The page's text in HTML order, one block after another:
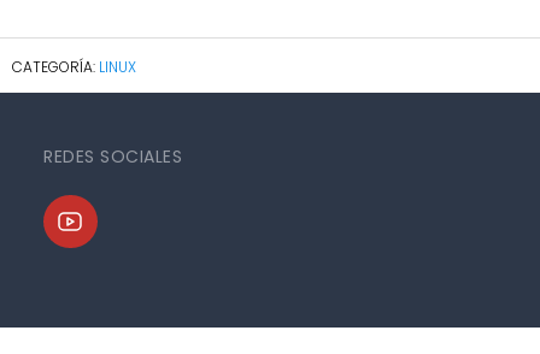
LINUX
REDES SOCIALES